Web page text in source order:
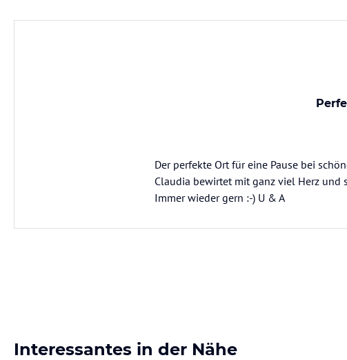
Der perfekte Ort für eine Pause bei
Claudia bewirtet mit ganz viel Herz und
Immer wieder gern :-) U & A
Interessantes in der Nähe